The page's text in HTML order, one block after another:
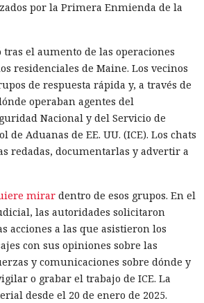
por la Primera Enmienda de la
el aumento de las operaciones
residenciales de Maine. Los vecinos
de respuesta rápida y, a través de
operaban agentes del
Nacional y del Servicio de
Aduanas de EE. UU. (ICE). Los chats
redadas, documentarlas y advertir a
mirar dentro de esos grupos. En el
las autoridades solicitaron
acciones a las que asistieron los
con sus opiniones sobre las
y comunicaciones sobre dónde y
o grabar el trabajo de ICE. La
desde el 20 de enero de 2025.